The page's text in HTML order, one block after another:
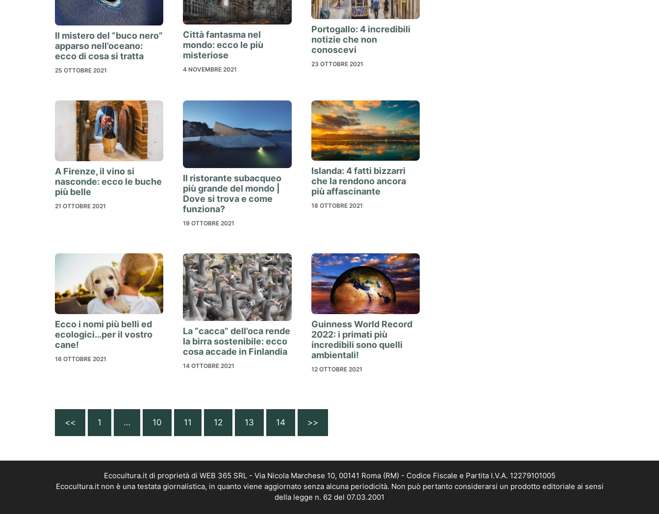
Il mistero del “buco nero”
apparso nell’oceano:
ecco di cosa si tratta
25 OTTOBRE 2021
Città fantasma nel
mondo: ecco le più
misteriose
4 NOVEMBRE 2021
Portogallo: 4 incredibili
notizie che non
conoscevi
23 OTTOBRE 2021
A Firenze, il vino si
nasconde: ecco le buche
più belle
21 OTTOBRE 2021
Il ristorante subacqueo
più grande del mondo |
Dove si trova e come
funziona?
19 OTTOBRE 2021
Islanda: 4 fatti bizzarri
che la rendono ancora
più affascinante
18 OTTOBRE 2021
Ecco i nomi più belli ed
ecologici…per il vostro
cane!
16 OTTOBRE 2021
La “cacca” dell’oca rende
la birra sostenibile: ecco
cosa accade in Finlandia
14 OTTOBRE 2021
Guinness World Record
2022: i primati più
incredibili sono quelli
ambientali!
12 OTTOBRE 2021
<< 1 … 10 11 12 13 14 >>
Ecocultura.it di proprietà di WEB 365 SRL - Via Nicola Marchese 10, 00141 Roma (RM) - Codice Fiscale e Partita I.V.A. 12279101005
Ecocultura.it non è una testata giornalistica, in quanto viene aggiornato senza alcuna periodicità. Non può pertanto considerarsi un prodotto editoriale ai sensi
della legge n. 62 del 07.03.2001